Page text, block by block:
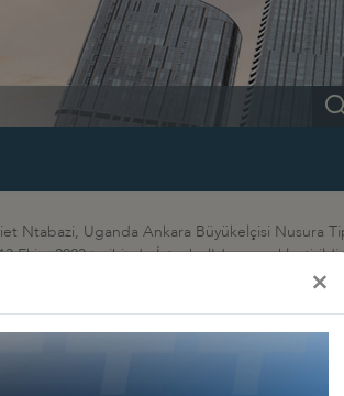
Ntabazi, Uganda Ankara Büyükelçisi Nusura
Ekim 2023 tarihinde İstanbul'da
×